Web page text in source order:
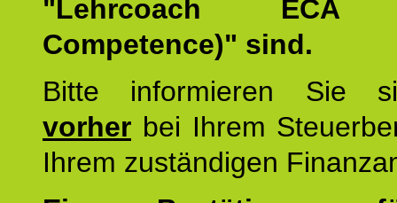
"Lehrcoach ECA
Competence)" sind.
Bitte informieren Sie
vorher bei Ihrem
Ihrem zuständigen